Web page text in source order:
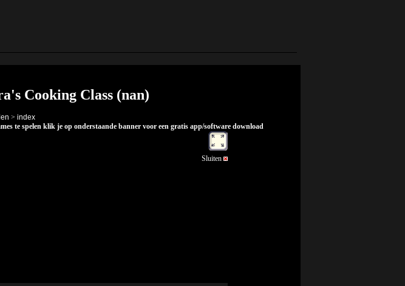
Cooking Class (nan)
> index
te spelen klik je op onderstaande banner voor een gratis app/software download
Sluiten